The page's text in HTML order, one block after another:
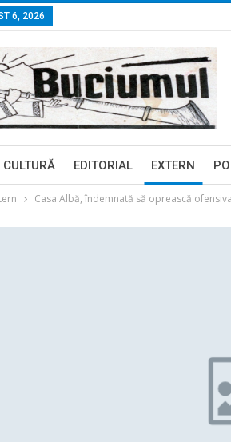
6, 2026
CULTURĂ EDITORIAL EXTERN
Casa Albă, îndemnată să oprească